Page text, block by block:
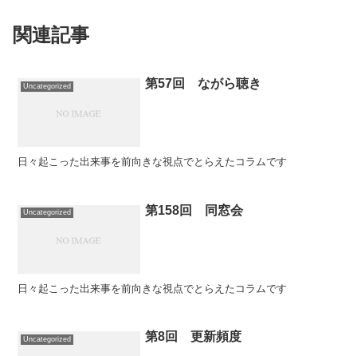
関連記事
Uncategorized 第57回 ながら聴き
日々起こった出来事を前向きな視点でとらえたコラムです
Uncategorized 第158回 同窓会
日々起こった出来事を前向きな視点でとらえたコラムです
Uncategorized 第8回 更新頻度